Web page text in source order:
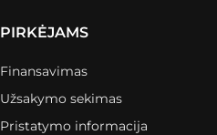
PIRKĖJAMS
Finansavimas
Užsakymo sekimas
Pristatymo informacija